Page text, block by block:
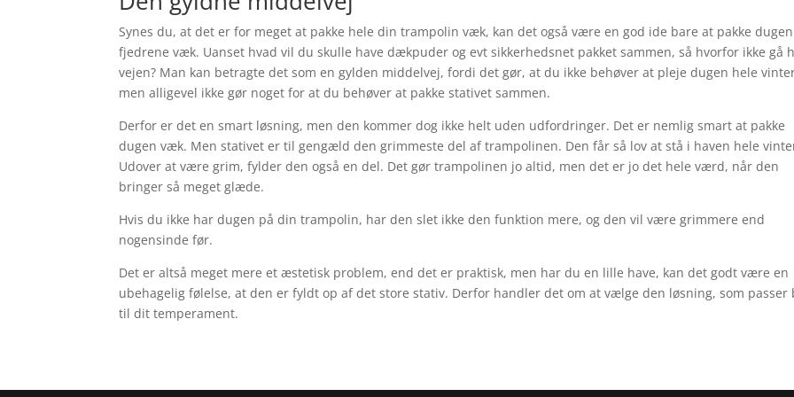
Synes du, at det er for meget at pakke hele din trampolin væk, kan det også være en god ide bare at pakke
fjedrene væk. Uanset hvad vil du skulle have dækpuder og evt sikkerhedsnet pakket sammen, så hvorfor ikke gå
vejen? Man kan betragte det som en gylden middelvej, fordi det gør, at du ikke behøver at pleje dugen hele
men alligevel ikke gør noget for at du behøver at pakke stativet sammen.
Derfor er det en smart løsning, men den kommer dog ikke helt uden udfordringer. Det er nemlig smart at pakke
dugen væk. Men stativet er til gengæld den grimmeste del af trampolinen. Den får så lov at stå i haven hele
Udover at være grim, fylder den også en del. Det gør trampolinen jo altid, men det er jo det hele værd, når den
bringer så meget glæde.
Hvis du ikke har dugen på din trampolin, har den slet ikke den funktion mere, og den vil være grimmere end
nogensinde før.
Det er altså meget mere et æstetisk problem, end det er praktisk, men har du en lille have, kan det godt være en
ubehagelig følelse, at den er fyldt op af det store stativ. Derfor handler det om at vælge den løsning, som passer
til dit temperament.